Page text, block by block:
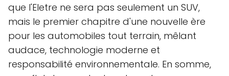
que l'Eletre ne sera pas seulement un SUV,
mais le premier chapitre d'une nouvelle ère
pour les automobiles tout terrain, mêlant
audace, technologie moderne et
responsabilité environnementale. En somme,